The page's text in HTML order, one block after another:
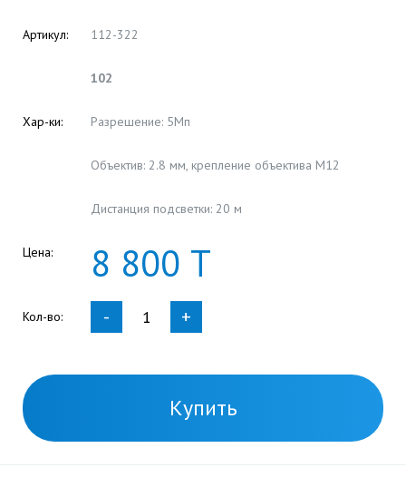
Артикул: 112-322
102
Хар-ки: Разрешение: 5Мп
Объектив: 2.8 мм, крепление объектива M12
Дистанция подсветки: 20 м
Цена: 8 800 Т
Кол-во: - +
Купить